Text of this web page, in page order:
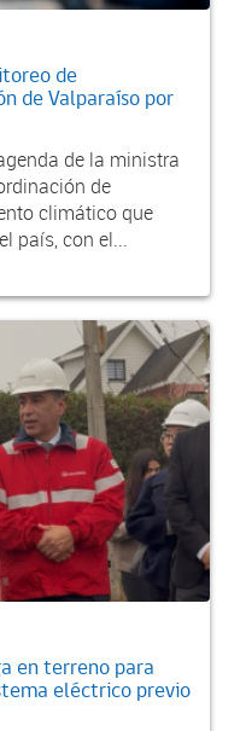
de
de Valparaíso por
de la ministra
de
climático que
país, con el...
en terreno para
eléctrico previo